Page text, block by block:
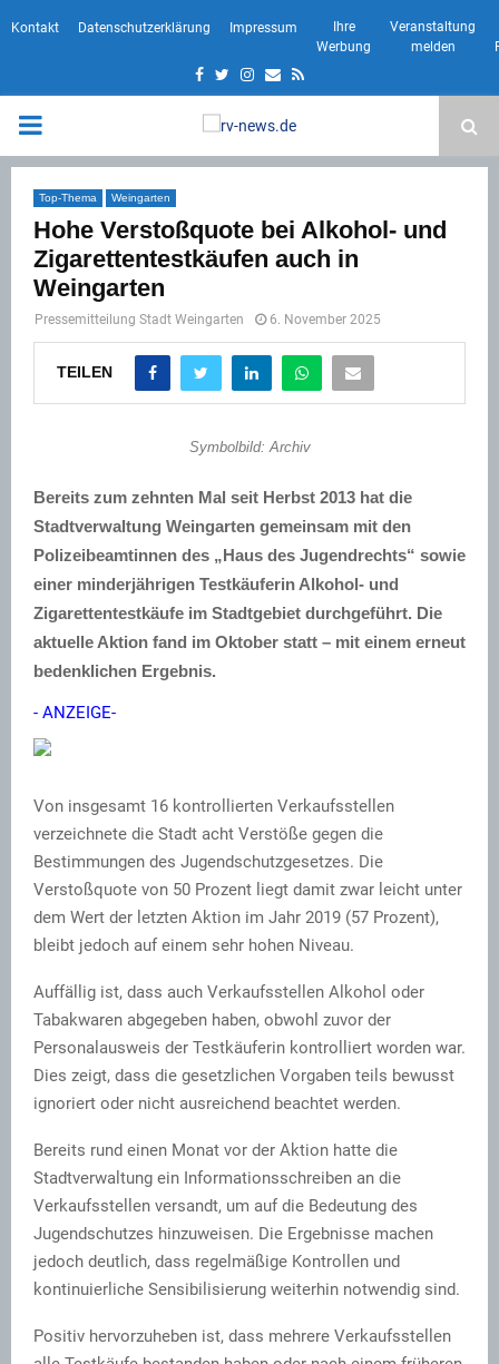
Kontakt Datenschutzerklärung Impressum
Ihre
Werbung
Veranstaltung
melden
Facebook
Twitter
Instagram
EmailRss
PRIMARY
MENU
Top-Thema Weingarten
Hohe Verstoßquote bei Alkohol- und
Zigarettentestkäufen auch in
Weingarten
Pressemitteilung Stadt Weingarten 6. November 2025
TEILEN
Symbolbild: Archiv
Bereits zum zehnten Mal seit Herbst 2013 hat die
Stadtverwaltung Weingarten gemeinsam mit den
Polizeibeamtinnen des „Haus des Jugendrechts“ sowie
einer minderjährigen Testkäuferin Alkohol- und
Zigarettentestkäufe im Stadtgebiet durchgeführt. Die
aktuelle Aktion fand im Oktober statt – mit einem erneut
bedenklichen Ergebnis.
- ANZEIGE-
Von insgesamt 16 kontrollierten Verkaufsstellen
verzeichnete die Stadt acht Verstöße gegen die
Bestimmungen des Jugendschutzgesetzes. Die
Verstoßquote von 50 Prozent liegt damit zwar leicht unter
dem Wert der letzten Aktion im Jahr 2019 (57 Prozent),
bleibt jedoch auf einem sehr hohen Niveau.
Auffällig ist, dass auch Verkaufsstellen Alkohol oder
Tabakwaren abgegeben haben, obwohl zuvor der
Personalausweis der Testkäuferin kontrolliert worden war.
Dies zeigt, dass die gesetzlichen Vorgaben teils bewusst
ignoriert oder nicht ausreichend beachtet werden.
Bereits rund einen Monat vor der Aktion hatte die
Stadtverwaltung ein Informationsschreiben an die
Verkaufsstellen versandt, um auf die Bedeutung des
Jugendschutzes hinzuweisen. Die Ergebnisse machen
jedoch deutlich, dass regelmäßige Kontrollen und
kontinuierliche Sensibilisierung weiterhin notwendig sind.
Positiv hervorzuheben ist, dass mehrere Verkaufsstellen